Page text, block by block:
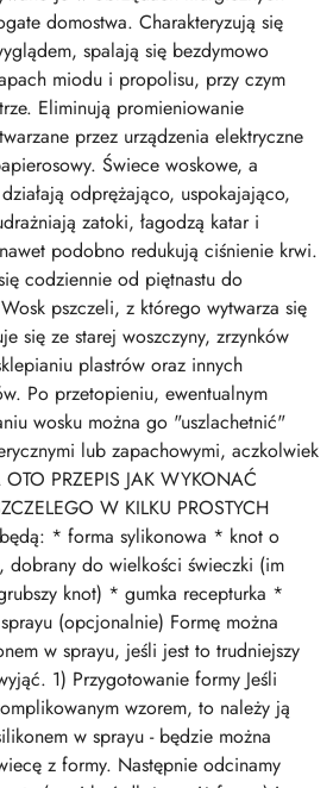
domostwa. Charakteryzują się
spalają się bezdymowo
miodu i propolisu, przy czym
Eliminują promieniowanie
przez urządzenia elektryczne
Świece woskowe, a
odprężająco, uspokajająco,
zatoki, łagodzą katar i
podobno redukują ciśnienie krwi.
codziennie od piętnastu do
pszczeli, z którego wytwarza się
się ze starej woszczyny, zrzynków
plastrów oraz innych
Po przetopieniu, ewentualnym
wosku można go "uszlachetnić"
lub zapachowymi, aczkolwiek
PRZEPIS JAK WYKONAĆ
W KILKU PROSTYCH
* forma sylikonowa * knot o
do wielkości świeczki (im
knot) * gumka recepturka *
(opcjonalnie) Formę można
w sprayu, jeśli jest to trudniejszy
1) Przygotowanie formy Jeśli
wzorem, to należy ją
w sprayu - będzie można
z formy. Następnie odcinamy